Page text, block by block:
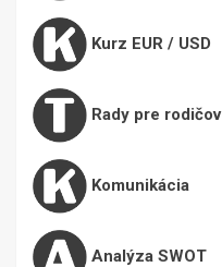
Kurz EUR / USD
Rady pre rodičov
Komunikácia
Analýza SWOT